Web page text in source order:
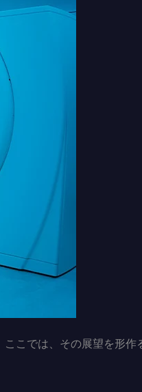
こでは、その展望を形作